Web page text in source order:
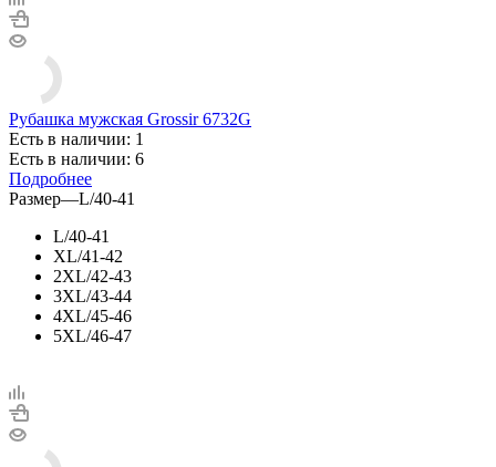
Рубашка мужская Grossir 6732G
Есть в наличии: 1
Есть в наличии: 6
Подробнее
Размер—L/40-41
L/40-41
XL/41-42
2XL/42-43
3XL/43-44
4XL/45-46
5XL/46-47